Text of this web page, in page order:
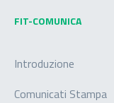
FIT-COMUNICA
Introduzione
Comunicati Stampa